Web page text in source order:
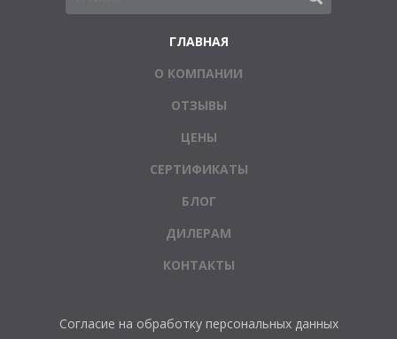
ГЛАВНАЯ
О КОМПАНИИ
ОТЗЫВЫ
ЦЕНЫ
СЕРТИФИКАТЫ
БЛОГ
ДИЛЕРАМ
КОНТАКТЫ
Согласие на обработку персональных данных